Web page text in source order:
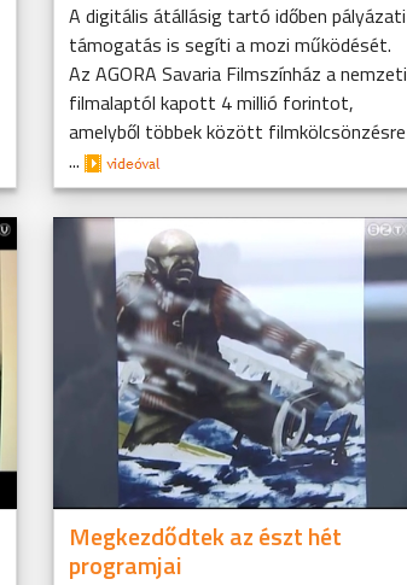
A digitális átállásig tartó időben pályázati
támogatás is segíti a mozi működését.
Az AGORA Savaria Filmszínház a nemzeti
filmalaptól kapott 4 millió forintot,
amelyből többek között filmkölcsönzésre
...
Megkezdődtek az észt hét
programjai